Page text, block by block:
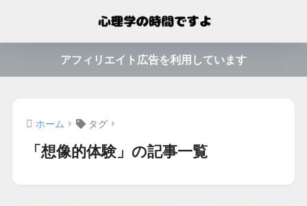
アフィリエイト広告を利用しています
ホーム タグ
「想像的体験」の記事一覧